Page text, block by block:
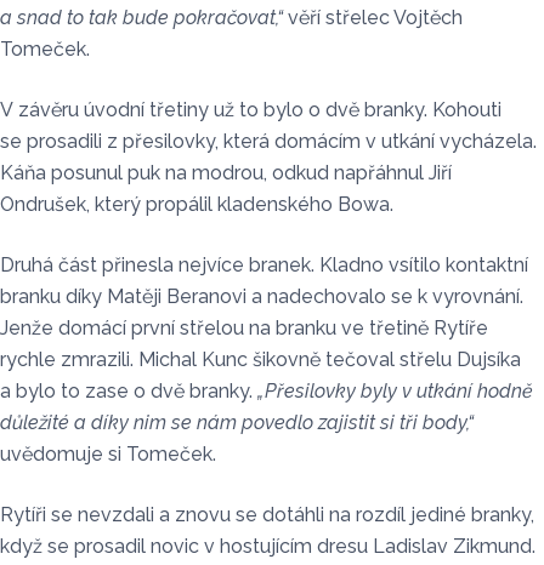
a snad to tak bude pokračovat,“věří střelec Vojtěch
Tomeček.
V závěru úvodní třetiny už to bylo o dvě branky. Kohouti
se prosadili z přesilovky, která domácím v utkání vycházela.
Káňa posunul puk na modrou, odkud napřáhnul Jiří
Ondrušek, který propálil kladenského Bowa.
Druhá část přinesla nejvíce branek. Kladno vsítilo kontaktní
branku díky Matěji Beranovi a nadechovalo se k vyrovnání.
Jenže domácí první střelou na branku ve třetině Rytíře
rychle zmrazili. Michal Kunc šikovně tečoval střelu Dujsíka
a bylo to zase o dvě branky. „Přesilovky byly v utkání hodně
důležité a díky nim se nám povedlo zajistit si tři body,“
uvědomuje si Tomeček.
Rytíři se nevzdali a znovu se dotáhli na rozdíl jediné branky,
když se prosadil novic v hostujícím dresu Ladislav Zikmund.